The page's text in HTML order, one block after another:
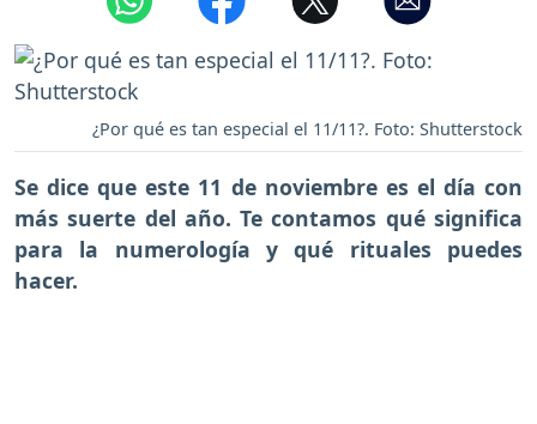
¿Por qué es tan especial el 11/11?. Foto: Shutterstock
Se dice que este 11 de noviembre es el día con
más suerte del año.Te contamos qué significa
para la numerología y qué rituales puedes
hacer.